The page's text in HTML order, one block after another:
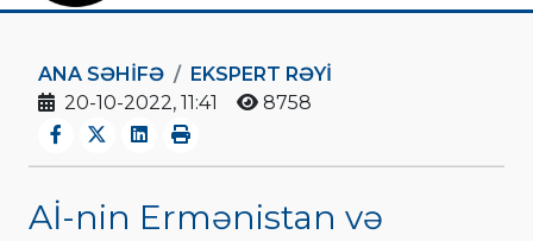
ANA SƏHIFƏ
EKSPERT RƏYI
20-10-2022, 11:41
8758
Aİ-nin Ermənistan və